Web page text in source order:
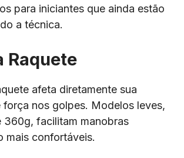
para iniciantes que ainda estão
a técnica.
Raquete
afeta diretamente sua
força nos golpes. Modelos leves,
360g, facilitam manobras
mais confortáveis.